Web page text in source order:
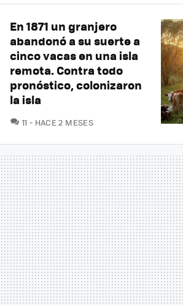
En 1871 un granjero
abandonó a su suerte a
cinco vacas en una isla
remota. Contra todo
pronóstico, colonizaron
la isla
11 COMENTARIOS
HACE 2 MESES